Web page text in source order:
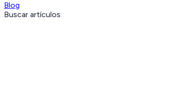
Blog
Buscar artículos